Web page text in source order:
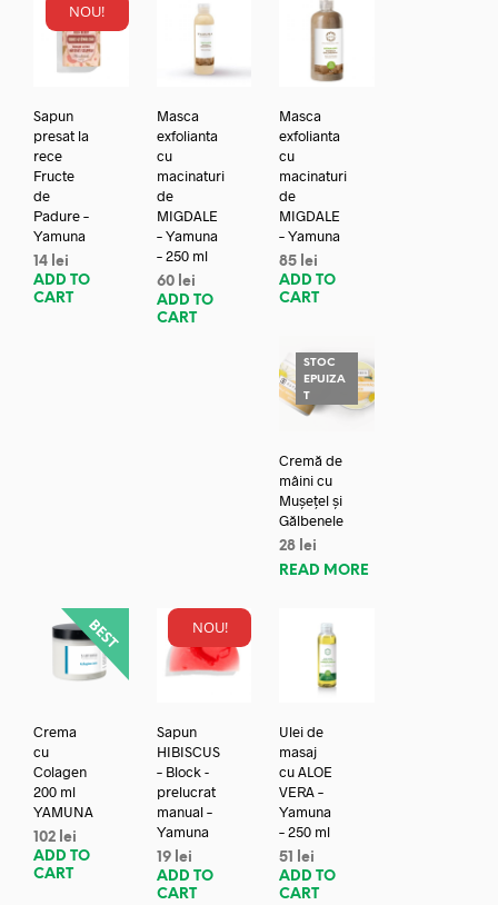
NOU!
Sapun
presat la
rece
Fructe
de
Padure –
Yamuna
14 lei
ADD TO
CART
Masca
exfolianta
cu
macinaturi
de
MIGDALE
– Yamuna
– 250 ml
60 lei
ADD TO
CART
Masca
exfolianta
cu
macinaturi
de
MIGDALE
– Yamuna
85 lei
ADD TO
CART
STOC
EPUIZA
T
Cremă de
mâini cu
Mușețel și
Gălbenele
28 lei
READ MORE
Crema
cu
Colagen
200 ml
YAMUNA
102 lei
ADD TO
CART
NOU!
Sapun
HIBISCUS
– Block -
prelucrat
manual –
Yamuna
19 lei
ADD TO
CART
Ulei de
masaj
cu ALOE
VERA –
Yamuna
– 250 ml
51
lei
ADD TO
CART